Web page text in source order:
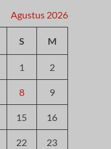
Agustus 2026
S M
1 2
8 9
15 16
22 23